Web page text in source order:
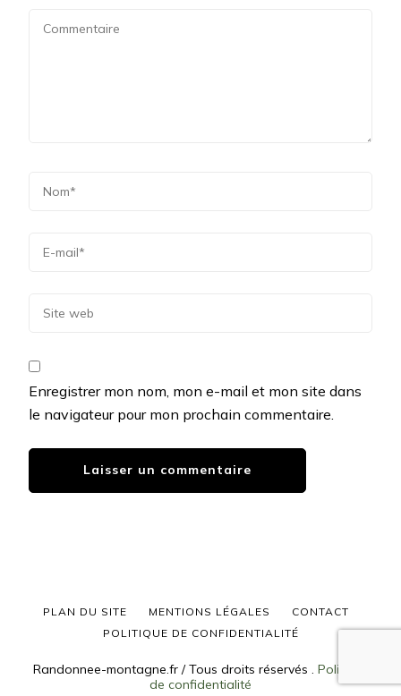
Enregistrer mon nom, mon e-mail et mon site dans
le navigateur pour mon prochain commentaire.
Randonnee-montagne.fr / Tous droits réservés . Politique
de confidentialité
PLAN DU SITE MENTIONS LÉGALES
CONTACT
POLITIQUE DE CONFIDENTIALITÉ